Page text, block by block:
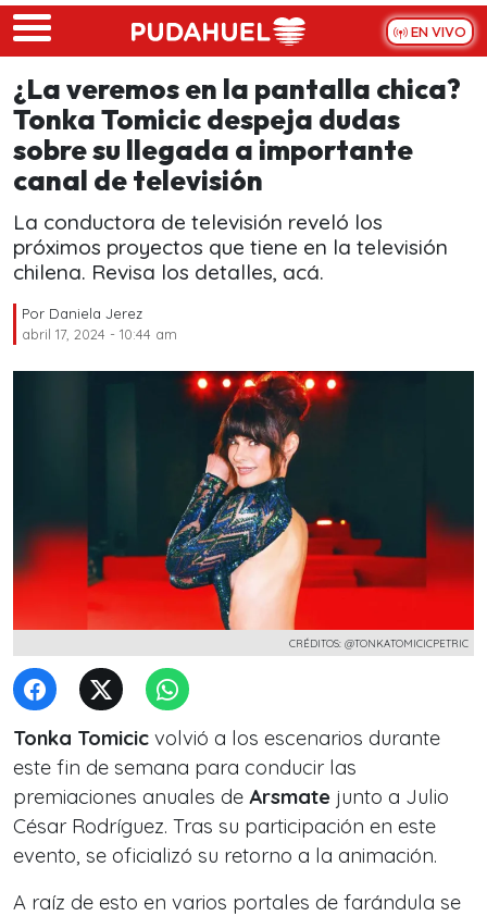
Skip to main content
EN VIVO
¿La veremos en la pantalla chica?
Tonka Tomicic despeja dudas
sobre su llegada a importante
canal de televisión
La conductora de televisión reveló los
próximos proyectos que tiene en la televisión
chilena. Revisa los detalles, acá.
Por Daniela Jerez
abril 17, 2024 - 10:44 am
CRÉDITOS: @TONKATOMICICPETRIC
Tonka Tomicic volvió a los escenarios durante
este fin de semana para conducir las
premiaciones anuales de Arsmate junto a Julio
César Rodríguez. Tras su participación en este
evento, se oficializó su retorno a la animación.
A raíz de esto en varios portales de farándula se